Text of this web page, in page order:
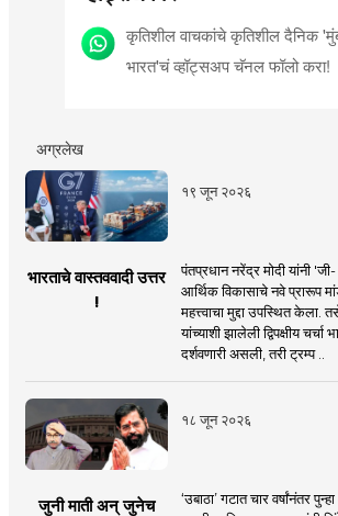
कृतिशील वाचकांचे कृतिशील दैनिक
भारत'चं व्हॉट्सअप चॅनल फॉलो करा!
अग्रलेख
१९ जून २०२६
भारताचे वास्तववादी उत्तर
!
पंतप्रधान नरेंद्र मोदी यांनी
आर्थिक विकासाचे नवे प्रारूप
महत्त्वाचा मुद्दा उपस्थित केला.
यांच्याशी झालेली द्विपक्षीय चर्चा
दर्शवणारी असली, तरी ट्रम्प ..
१८ जून २०२६
जुनी माती अन् जुनेच
‘उबाठा’ गटात चार वर्षांनंतर